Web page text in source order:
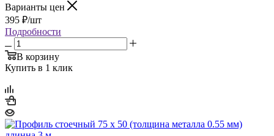
Варианты цен
395 ₽/шт
Подробности
В корзину
Купить в 1 клик